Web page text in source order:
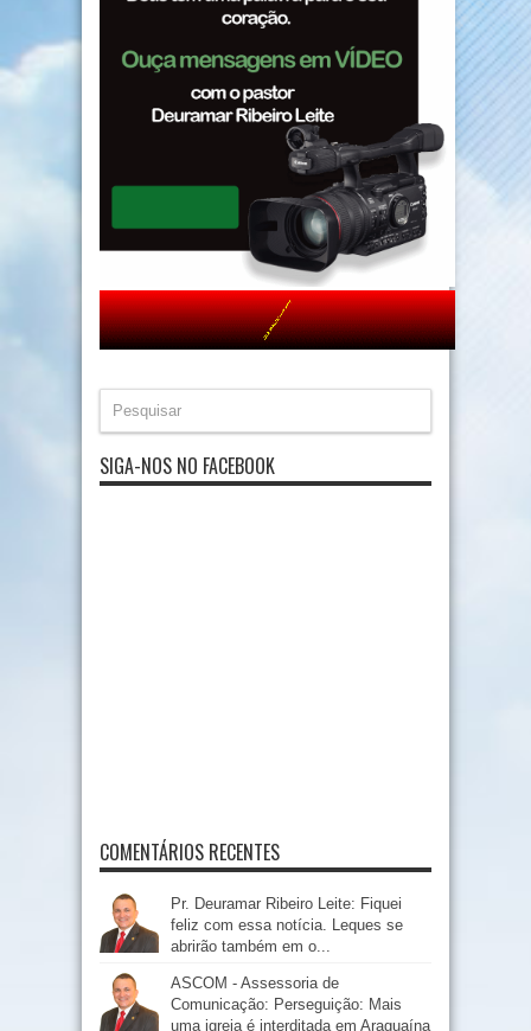
SIGA-NOS NO FACEBOOK
COMENTÁRIOS RECENTES
Pr. Deuramar Ribeiro Leite: Fiquei
feliz com essa notícia. Leques se
abrirão também em o...
ASCOM - Assessoria de
Comunicação: Perseguição: Mais
uma igreja é interditada em Araguaína